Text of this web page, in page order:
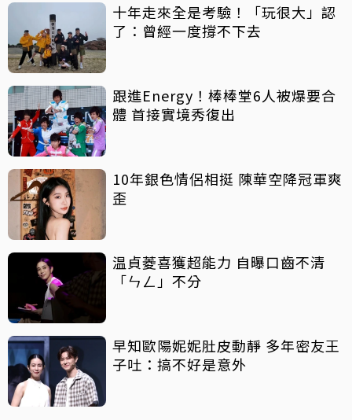
十年走來全是考驗！「玩很大」認
了：曾經一度撐不下去
跟進Energy！棒棒堂6人被爆要合
體 首接實境秀復出
10年銀色情侶相挺 陳華空降冠軍爽
歪
温貞菱喜獲超能力 自曝口齒不清
「ㄣㄥ」不分
早知歐陽妮妮肚皮動靜 多年密友王
子吐：搞不好是意外